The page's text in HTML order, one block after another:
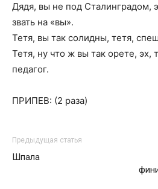
Дядя, вы не под Сталинградом,
звать на «вы».
Тетя, вы так солидны, тетя,
Тетя, ну что ж вы так орете, эх,
педагог.
ПРИПЕВ: (2 раза)
Предыдущая статья
Шпала